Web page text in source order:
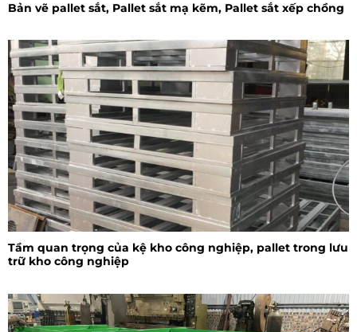
Bản vẽ pallet sắt, Pallet sắt mạ kẽm, Pallet sắt xếp chồng
Tầm quan trọng của kệ kho công nghiệp, pallet trong lưu
trữ kho công nghiệp